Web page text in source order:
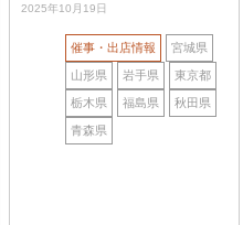
2025年10月19日
催事・出店情報 宮城県
山形県 岩手県 東京都
栃木県 福島県 秋田県
青森県